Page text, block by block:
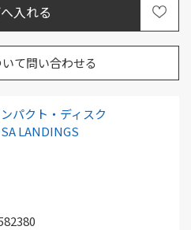
パクト・ディスク
LANDINGS
て問い合わせる